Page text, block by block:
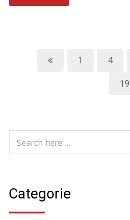
1 4
19
Categorie